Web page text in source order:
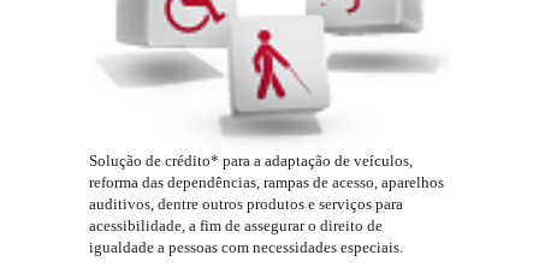
Solução de crédito* para a adaptação de veículos,
reforma das dependências, rampas de acesso, aparelhos
auditivos, dentre outros produtos e serviços para
acessibilidade, a fim de assegurar o direito de
igualdade a pessoas com necessidades especiais.